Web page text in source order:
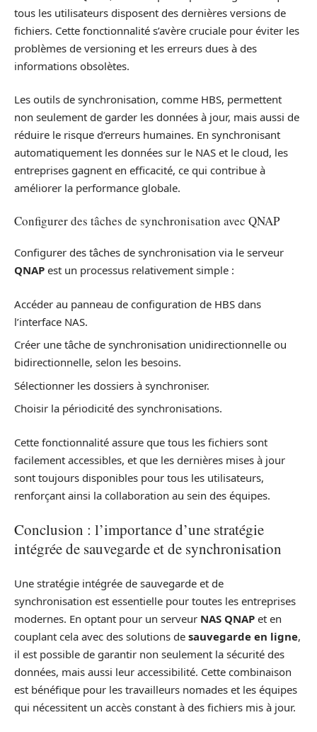
tous les utilisateurs disposent des dernières versions de
fichiers. Cette fonctionnalité s’avère cruciale pour éviter les
problèmes de versioning et les erreurs dues à des
informations obsolètes.
Les outils de synchronisation, comme HBS, permettent
non seulement de garder les données à jour, mais aussi de
réduire le risque d’erreurs humaines. En synchronisant
automatiquement les données sur le NAS et le cloud, les
entreprises gagnent en efficacité, ce qui contribue à
améliorer la performance globale.
Configurer des tâches de synchronisation avec QNAP
Configurer des tâches de synchronisation via le serveur
QNAP est un processus relativement simple :
Accéder au panneau de configuration de HBS dans
l’interface NAS.
Créer une tâche de synchronisation unidirectionnelle ou
bidirectionnelle, selon les besoins.
Sélectionner les dossiers à synchroniser.
Choisir la périodicité des synchronisations.
Cette fonctionnalité assure que tous les fichiers sont
facilement accessibles, et que les dernières mises à jour
sont toujours disponibles pour tous les utilisateurs,
renforçant ainsi la collaboration au sein des équipes.
Conclusion : l’importance d’une stratégie
intégrée de sauvegarde et de synchronisation
Une stratégie intégrée de sauvegarde et de
synchronisation est essentielle pour toutes les entreprises
modernes. En optant pour un serveur NAS QNAP et en
couplant cela avec des solutions de sauvegarde en ligne,
il est possible de garantir non seulement la sécurité des
données, mais aussi leur accessibilité. Cette combinaison
est bénéfique pour les travailleurs nomades et les équipes
qui nécessitent un accès constant à des fichiers mis à jour.